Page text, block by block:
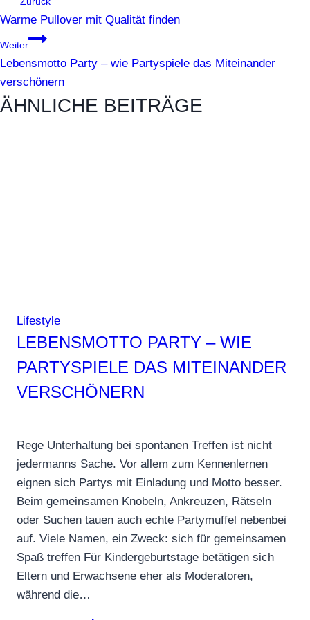
Warme Pullover mit Qualität finden
Weiter
Lebensmotto Party – wie Partyspiele das Miteinander
verschönern
ÄHNLICHE BEITRÄGE
Lifestyle
LEBENSMOTTO PARTY – WIE
PARTYSPIELE DAS MITEINANDER
VERSCHÖNERN
Rege Unterhaltung bei spontanen Treffen ist nicht
jedermanns Sache. Vor allem zum Kennenlernen
eignen sich Partys mit Einladung und Motto besser.
Beim gemeinsamen Knobeln, Ankreuzen, Rätseln
oder Suchen tauen auch echte Partymuffel nebenbei
auf. Viele Namen, ein Zweck: sich für gemeinsamen
Spaß treffen Für Kindergeburtstage betätigen sich
Eltern und Erwachsene eher als Moderatoren,
während die…